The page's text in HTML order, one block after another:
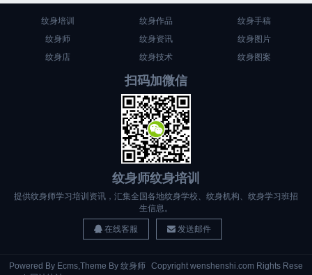
纹身培训
纹身师
纹身店
纹身作品
纹身资讯
纹身技术
纹身手稿
纹身图片
纹身图案
扫码加微信
纹身师纹身培训
提供纹身师学习培训资讯，汇集全国各地纹身学校、纹身机构、纹身学习班招
生信息。
在线客服 发送邮件
Powered By Ecms,Theme By 纹身师 Copyright wenshenshi.com Rights Rese